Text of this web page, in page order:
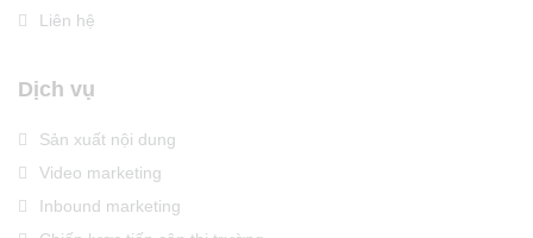
Liên hệ
Dịch vụ
Sản xuất nội dung
Video marketing
Inbound marketing